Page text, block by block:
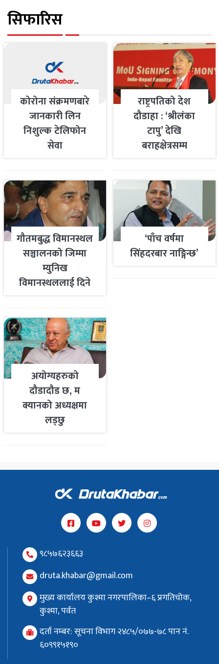
सिफारिस
कोरोना संक्रमणबारे
जानकारी लिन
निशुल्क टेलिफोन
सेवा
राष्ट्रपतिको देश
दौडाहा : ‘श्रीलंका
टापु’ देखि
बराहक्षेत्रसम्म
गौतमबुद्ध विमानस्थल
सञ्चालनको जिम्मा
म्युनिख
विमानस्थललाई दिने
‘पाँच वर्षमा
सिंहदरबार नाङ्गिन्छ’
अयोग्यहरुको
दौडादौड छ, म
क्यानको अध्यक्षमा
लड्छु
९८५७६२३६६३
druta.khabar@gmail.com
मुख्य कार्यालय कुश्मा नगरपालिका–६ प्रगतिचोक,
कुश्मा, पर्वत
दर्ता नम्बर: सूचना विभाग २४८५/०७७-७८ पान नं.
६०९९१५१९०